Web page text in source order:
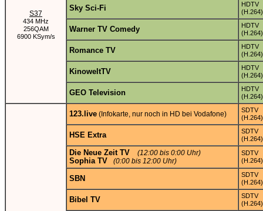
S37
434 MHz
256QAM
6900 KSym/s
Sky Sci-Fi
HDTV
(H.264)
Warner TV Comedy
HDTV
(H.264)
Romance TV
HDTV
(H.264)
KinoweltTV
HDTV
(H.264)
GEO Television
HDTV
(H.264)
123.live (Infokarte, nur noch in HD bei Vodafone)
SDTV
(H.264)
HSE Extra
SDTV
(H.264)
Die Neue Zeit TV (12:00 bis 0:00 Uhr)
Sophia TV (0:00 bis 12:00 Uhr)
SDTV
(H.264)
SBN
SDTV
(H.264)
Bibel TV
SDTV
(H.264)